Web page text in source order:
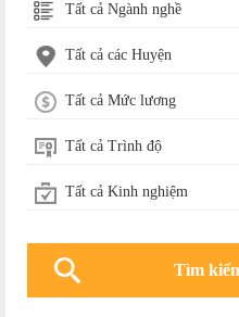
Tất cả Ngành nghề
Tất cả các Huyện
Tất cả Mức lương
Tất cả Trình độ
Tất cả Kinh nghiệm